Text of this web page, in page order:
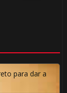
para dar a